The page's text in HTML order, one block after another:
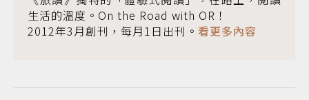
生活的溫度。On the Road with OR！
2012年3月創刊，每月1日出刊。 看更多內容